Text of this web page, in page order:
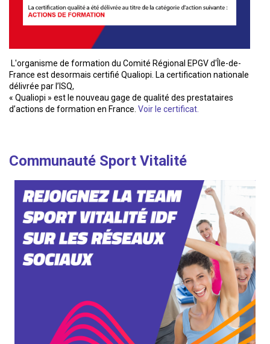
L'organisme de formation du Comité Régional EPGV d'Île-de-
France est desormais certifié Qualiopi. La certification nationale
délivrée par l’ISQ,
« Qualiopi » est le nouveau gage de qualité des prestataires
d’actions de formation en France. Voir le certificat.
Communauté Sport Vitalité